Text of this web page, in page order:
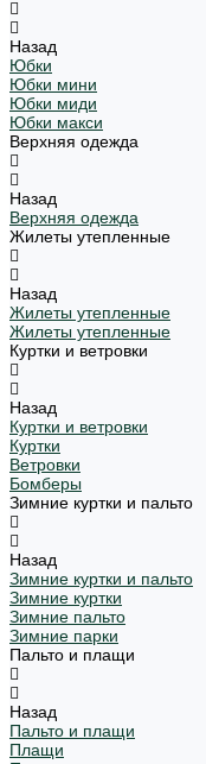
Назад
Юбки
Юбки мини
Юбки миди
Юбки макси
Верхняя одежда
Назад
Верхняя одежда
Жилеты утепленные
Назад
Жилеты утепленные
Жилеты утепленные
Куртки и ветровки
Назад
Куртки и ветровки
Куртки
Ветровки
Бомберы
Зимние куртки и пальто
Назад
Зимние куртки и пальто
Зимние куртки
Зимние пальто
Зимние парки
Пальто и плащи
Назад
Пальто и плащи
Плащи